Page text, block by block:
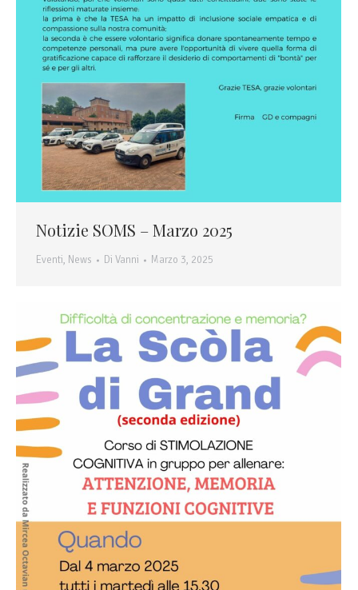
Notizie SOMS – Marzo 2025
Eventi, News Di Vanni Marzo 3, 2025